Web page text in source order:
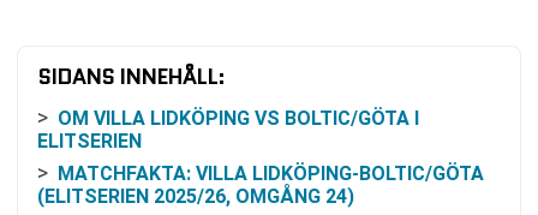
SIDANS INNEHÅLL:
OM VILLA LIDKÖPING VS BOLTIC/GÖTA I
ELITSERIEN
MATCHFAKTA: VILLA LIDKÖPING-BOLTIC/GÖTA
(ELITSERIEN 2025/26, OMGÅNG 24)